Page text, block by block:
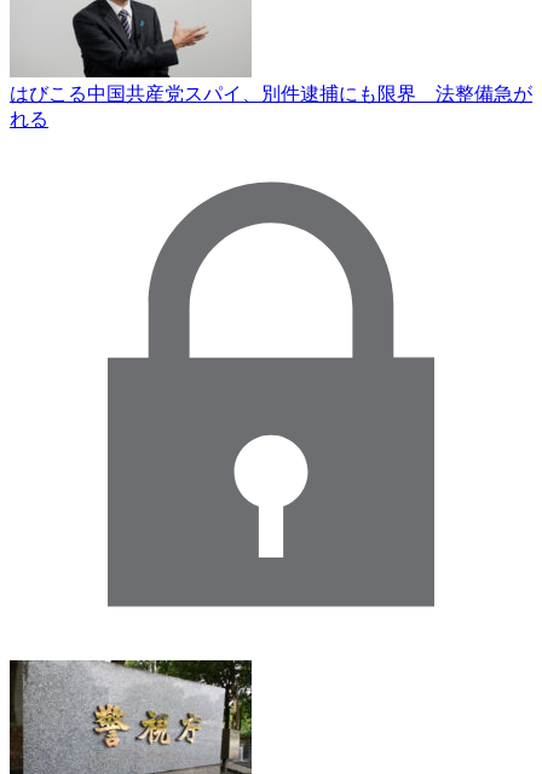
はびこる中国共産党スパイ、別件逮捕にも限界 法整備急が
れる